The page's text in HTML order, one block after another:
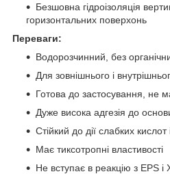
Безшовна гідроізоляція
горизонтальних поверхонь
Переваги:
Водорозчинний, без
Для зовнішнього і
Готова до застосування, не
Дуже висока адгезія до
Стійкий до дії слабких кислот
Має тиксотропні властивості
Не вступає в реакцію з EPS